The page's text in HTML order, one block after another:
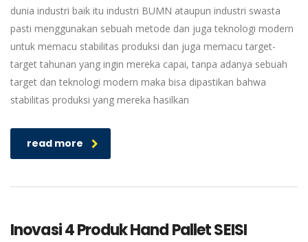
dunia industri baik itu industri BUMN ataupun industri swasta
pasti menggunakan sebuah metode dan juga teknologi modern
untuk memacu stabilitas produksi dan juga memacu target-
target tahunan yang ingin mereka capai, tanpa adanya sebuah
target dan teknologi modern maka bisa dipastikan bahwa
stabilitas produksi yang mereka hasilkan
read more
Inovasi 4 Produk Hand Pallet SEISI